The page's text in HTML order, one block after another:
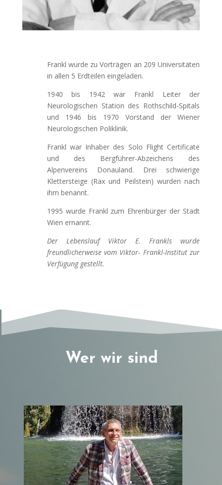
Frankl wurde zu Vorträgen an 209 Universitäten
in allen 5 Erdteilen eingeladen.
1940 bis 1942 war Frankl Leiter der
Neurologischen Station des Rothschild-Spitals
und 1946 bis 1970 Vorstand der Wiener
Neurologischen Poliklinik.
Frankl war Inhaber des Solo Flight Certificate
und des Bergführer-Abzeichens des
Alpenvereins Donauland. Drei schwierige
Klettersteige (Rax und Peilstein) wurden nach
ihm benannt.
1995 wurde Frankl zum Ehrenbürger der Stadt
Wien ernannt.
Der Lebenslauf Viktor E. Frankls wurde
freundlicherweise vom Viktor- Frankl-Institut zur
Verfügung gestellt.
Wer wir sind